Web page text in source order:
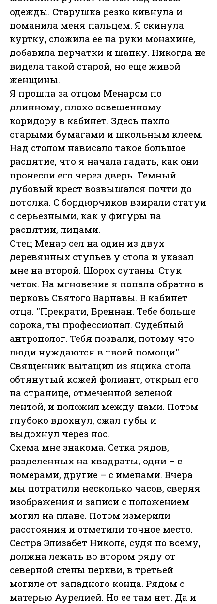
одежды. Старушка резко кивнула и
поманила меня пальцем. Я скинула
куртку, сложила ее на руки монахине,
добавила перчатки и шапку. Никогда не
видела такой старой, но еще живой
женщины.
Я прошла за отцом Менаром по
длинному, плохо освещенному
коридору в кабинет. Здесь пахло
старыми бумагами и школьным клеем.
Над столом нависало такое большое
распятие, что я начала гадать, как они
пронесли его через дверь. Темный
дубовый крест возвышался почти до
потолка. С бордюрчиков взирали статуи
с серьезными, как у фигуры на
распятии, лицами.
Отец Менар сел на один из двух
деревянных стульев у стола и указал
мне на второй. Шорох сутаны. Стук
четок. На мгновение я попала обратно в
церковь Святого Варнавы. В кабинет
отца. "Прекрати, Бреннан. Тебе больше
сорока, ты профессионал. Судебный
антрополог. Тебя позвали, потому что
люди нуждаются в твоей помощи".
Священник вытащил из ящика стола
обтянутый кожей фолиант, открыл его
на странице, отмеченной зеленой
лентой, и положил между нами. Потом
глубоко вдохнул, сжал губы и
выдохнул через нос.
Схема мне знакома. Сетка рядов,
разделенных на квадраты, одни – с
номерами, другие – с именами. Вчера
мы потратили несколько часов, сверяя
изображения и записи с положением
могил на плане. Потом измерили
расстояния и отметили точное место.
Сестра Элизабет Николе, судя по всему,
должна лежать во втором ряду от
северной стены церкви, в третьей
могиле от западного конца. Рядом с
матерью Аурелией. Но ее там нет. Да и